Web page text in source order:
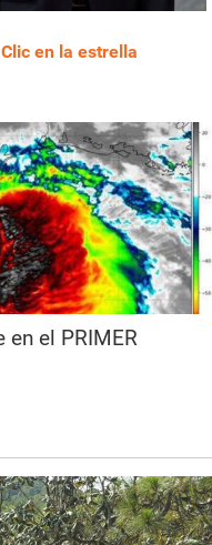
en la estrella
en el PRIMER